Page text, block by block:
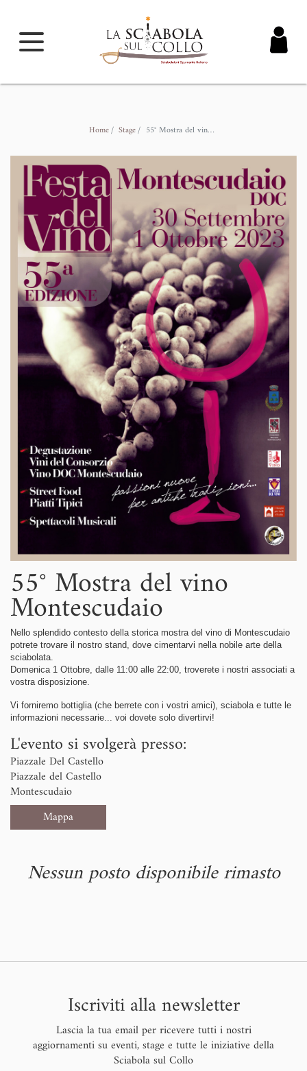
Home Stage 55° Mostra del vino Montescudaio
55° Mostra del vino
Montescudaio
Nello splendido contesto della storica mostra del vino di Montescudaio
potrete trovare il nostro stand, dove cimentarvi nella nobile arte della
sciabolata.
Domenica 1 Ottobre, dalle 11:00 alle 22:00, troverete i nostri associati a
vostra disposizione.
Vi forniremo bottiglia (che berrete con i vostri amici), sciabola e tutte le
informazioni necessarie... voi dovete solo divertirvi!
L'evento si svolgerà presso:
Piazzale Del Castello
Piazzale del Castello
Montescudaio
Mappa
Nessun posto disponibile rimasto
Iscriviti alla newsletter
Lascia la tua email per ricevere tutti i nostri
aggiornamenti su eventi, stage e tutte le iniziative della
Sciabola sul Collo